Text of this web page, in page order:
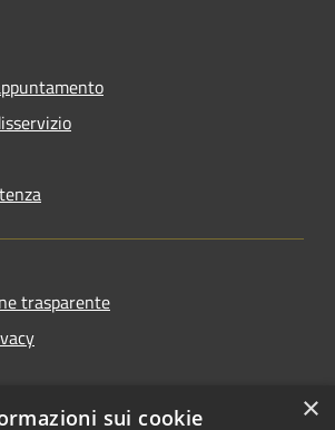
trasparente
accessibilità
×
sui cookie